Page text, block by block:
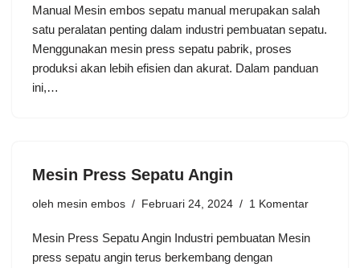
Manual Mesin embos sepatu manual merupakan salah
satu peralatan penting dalam industri pembuatan sepatu.
Menggunakan mesin press sepatu pabrik, proses
produksi akan lebih efisien dan akurat. Dalam panduan
ini,…
Mesin Press Sepatu Angin
oleh mesin embos Februari 24, 2024 1 Komentar
Mesin Press Sepatu Angin Industri pembuatan Mesin
press sepatu angin terus berkembang dengan